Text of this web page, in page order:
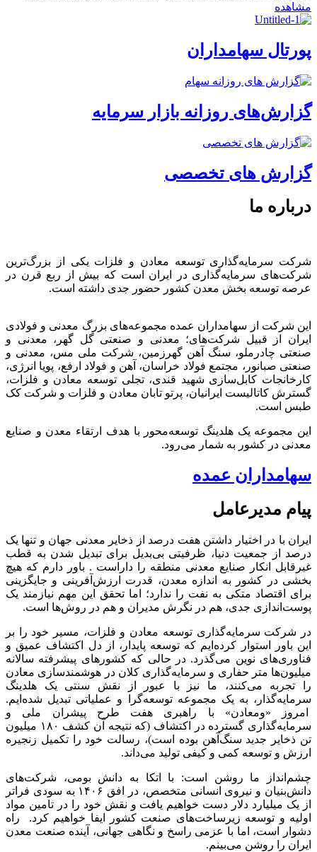
مشاهده
پورتال سهامداران
گزارش‌های روزانه بازار سرمایه
گزارش های تخصصی
درباره ما
شرکت سرمایه‌گذاری توسعه معادن و فلزات یکی از بزرگ‌ترین
شرکت‌های سرمایه‌گذاری در ایران است که بیش از ربع قرن در
عرصه توسعه بخش معدن کشور حضور جدی داشته است.
این شرکت از سهامداران عمده مجموعه‌های بزرگ معدنی و فولادی
ایران از قبیل شرکت‌های؛ معدنی و صنعتی گل گهر، معدنی و
صنعتی چادرملو، سنگ آهن گهرزمین، شرکت ملی مس، معدنی و
صنعتی صبانور، مجتمع فولاد خراسان، آهن و فولاد ارفع، پویا انرژی،
کارخانجات کابل‌سازی شهید قندی، تجلی توسعه معادن و فلزات،
گسترش کاتالیست ایرانیان، پرتو تابان معادن و فلزات و شرکت کک
طبس است.
این مجموعه یک هلدینگ توسعه‌محور با هدف ارتقاء معدن و صنایع
معدنی در کشور به شمار می‌رود.
سهامداران عمده
پیام مدیرعامل
ایران با در اختیار داشتن هفت درصد از ذخایر معدنی جهان و تنها یک
درصد از جمعیت دنیا، ظرفیتی بی‌بدیل برای تبدیل شدن به قطب
غیرقابل انکار صنایع معدنی منطقه را داراست . باور دارم که هیچ
بخشی در کشور به اندازه معدن، قدرت ارزش‌آفرینی و جایگزینی
برای اقتصاد متکی به نفت را ندارد؛ اما تحقق این مهم نیازمند یک
پوست‌اندازی جدی، هم در نگرش مدیران و هم در روش‌ها است.
در شرکت سرمایه‌گذاری توسعه معادن و فلزات، مسیر خود را بر
این باور استوار کرده‌ایم که توسعه پایدار، از دل اکتشاف عمیق و
فناوری‌های نوین می‌گذرد. در حالی که کشورهای پیشرفته سالانه
میلیون‌ها متر حفاری و سرمایه‌گذاری کلان در هوشمندسازی معادن
را تجربه می‌کنند، ما نیز با عبور از نقش سنتی یک هلدینگ
سرمایه‌گذار، به یک مجموعه توسعه‌گرا و عملیاتی تبدیل شده‌ایم.
امروز «ومعادن» با راهبری هفت طرح پیشران ملی و
سرمایه‌گذاری گسترده در اکتشاف (که نتیجه آن کشف ۱۸۰ میلیون
تن ذخایر جدید سنگ‌آهن بوده است)، رسالت خود را تکمیل زنجیره
ارزش و توسعه کمی و کیفی تولید می‌داند.
چشم‌انداز ما روشن است: با اتکا به دانش بومی، شرکت‌های
دانش‌بنیان و نیروی انسانی متخصص، در افق ۱۴۰۶ به سودی فراتر
از یک میلیارد دلار دست خواهیم یافت و نقش خود را در تامین مواد
اولیه و توسعه زیرساخت‌های صنعت کشور ایفا خواهیم کرد. راه
دشوار است، اما با عزمی راسخ و نگاهی جهانی، آینده صنعت معدن
ایران را روشن می‌بینم.